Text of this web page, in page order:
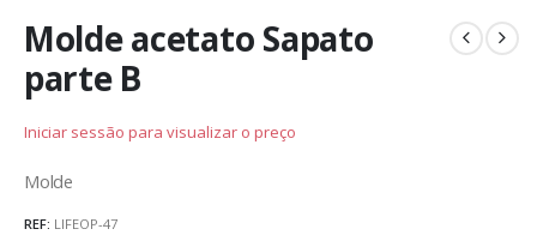
Molde acetato Sapato
parte B
Iniciar sessão para visualizar o preço
Molde
REF: LIFEOP-47